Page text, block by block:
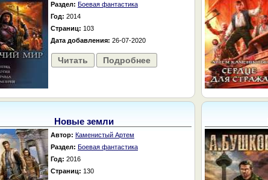
Раздел: Боевая фантастика
Год: 2014
Страниц: 103
Дата добавления: 26-07-2020
Читать Подробнее
Новые земли
Автор: Каменистый Артем
Раздел: Боевая фантастика
Год: 2016
Страниц: 130